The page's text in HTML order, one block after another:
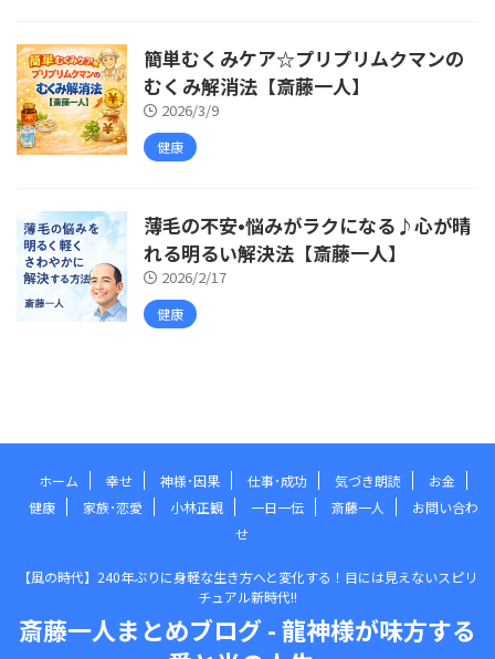
簡単むくみケア☆プリプリムクマンの
むくみ解消法【斎藤一人】
2026/3/9
健康
薄毛の不安•悩みがラクになる♪心が晴
れる明るい解決法【斎藤一人】
2026/2/17
健康
ホーム 幸せ 神様･因果 仕事･成功 気づき朗読
お金
健康
家族･恋愛 小林正観 一日一伝 斎藤一人
お問い合わ
せ
【風の時代】240年ぶりに身軽な生き方へと変化する！目には見えないスピリ
チュアル新時代!!
斎藤一人まとめブログ - 龍神様が味方する